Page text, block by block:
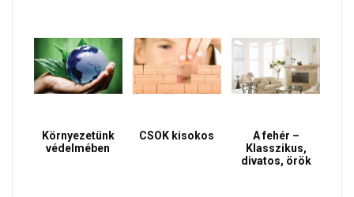
Környezetünk
védelmében
CSOK kisokos
A fehér –
Klasszikus,
divatos, örök